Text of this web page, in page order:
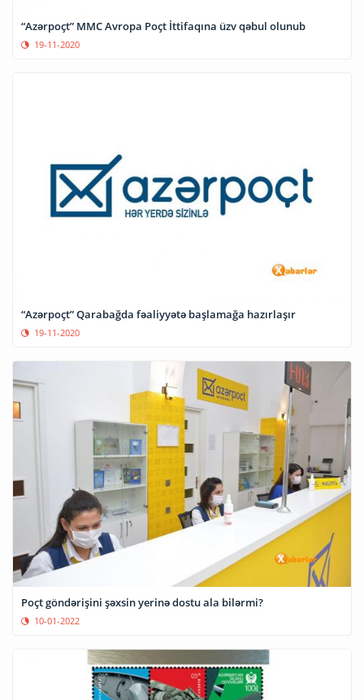
“Azərpoçt” MMC Avropa Poçt İttifaqına üzv qəbul olunub
19-11-2020
“Azərpoçt” Qarabağda fəaliyyətə başlamağa hazırlaşır
19-11-2020
Poçt göndərişini şəxsin yerinə dostu ala bilərmi?
10-01-2022